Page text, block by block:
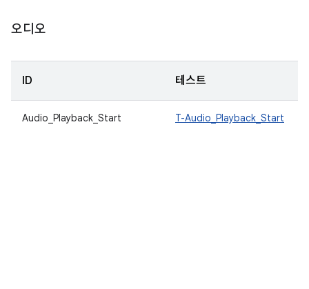
오디오
ID 테스트
Audio_Playback_Start T-Audio_Playback_Start